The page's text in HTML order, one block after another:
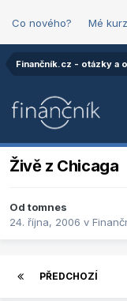
Co nového? Mé
Finančník.cz - otázky a
Živě z Chicaga
Od tomnes
24. října, 2006 v
PŘEDCHOZÍ